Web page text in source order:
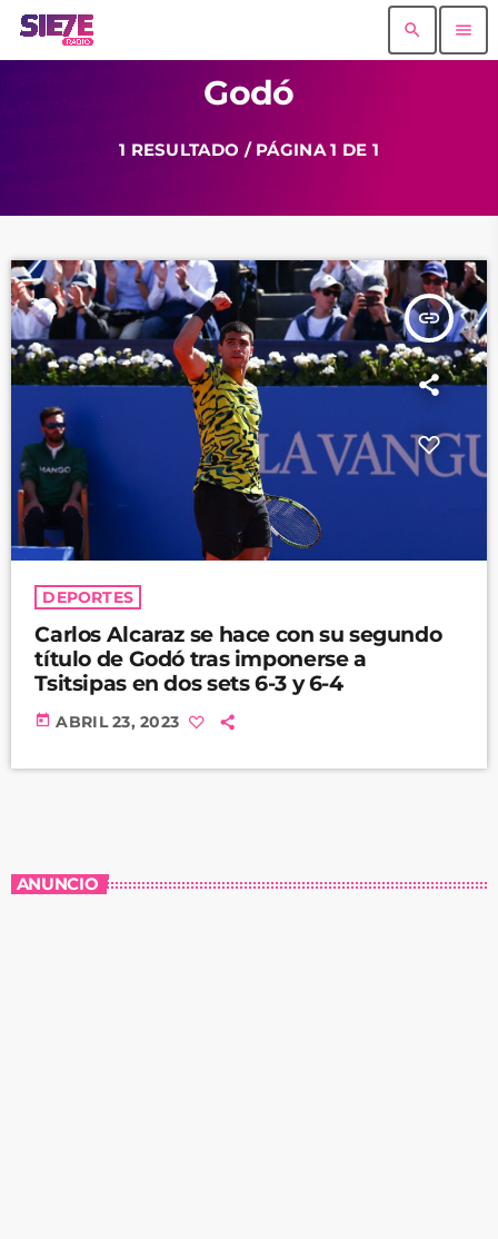
search menu
Godó
1 RESULTADO / PÁGINA 1 DE 1
insert_link
DEPORTES
Carlos Alcaraz se hace con su segundo
título de Godó tras imponerse a
Tsitsipas en dos sets 6-3 y 6-4
today ABRIL 23, 2023
ANUNCIO